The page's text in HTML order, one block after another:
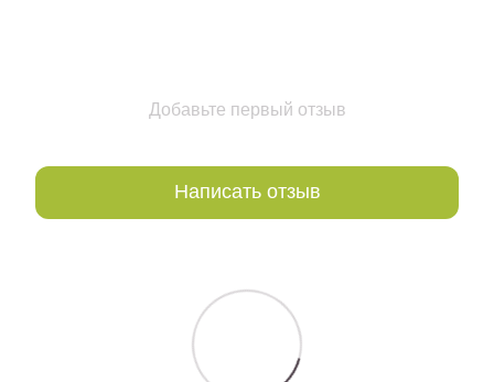
Добавьте первый отзыв
Написать отзыв